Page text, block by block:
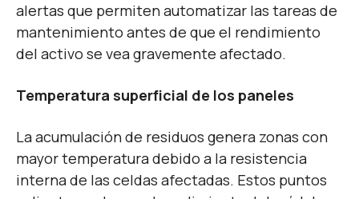
alertas que permiten automatizar las tareas de
mantenimiento antes de que el rendimiento
del activo se vea gravemente afectado.
Temperatura superficial de los paneles
La acumulación de residuos genera zonas con
mayor temperatura debido a la resistencia
interna de las celdas afectadas. Estos puntos